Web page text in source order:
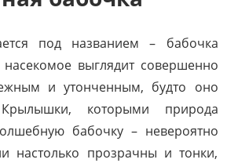
под названием – бабочка
насекомое выглядит совершенно
и утонченным, будто оно
Крылышки, которыми природа
бабочку – невероятно
настолько прозрачны и тонки,